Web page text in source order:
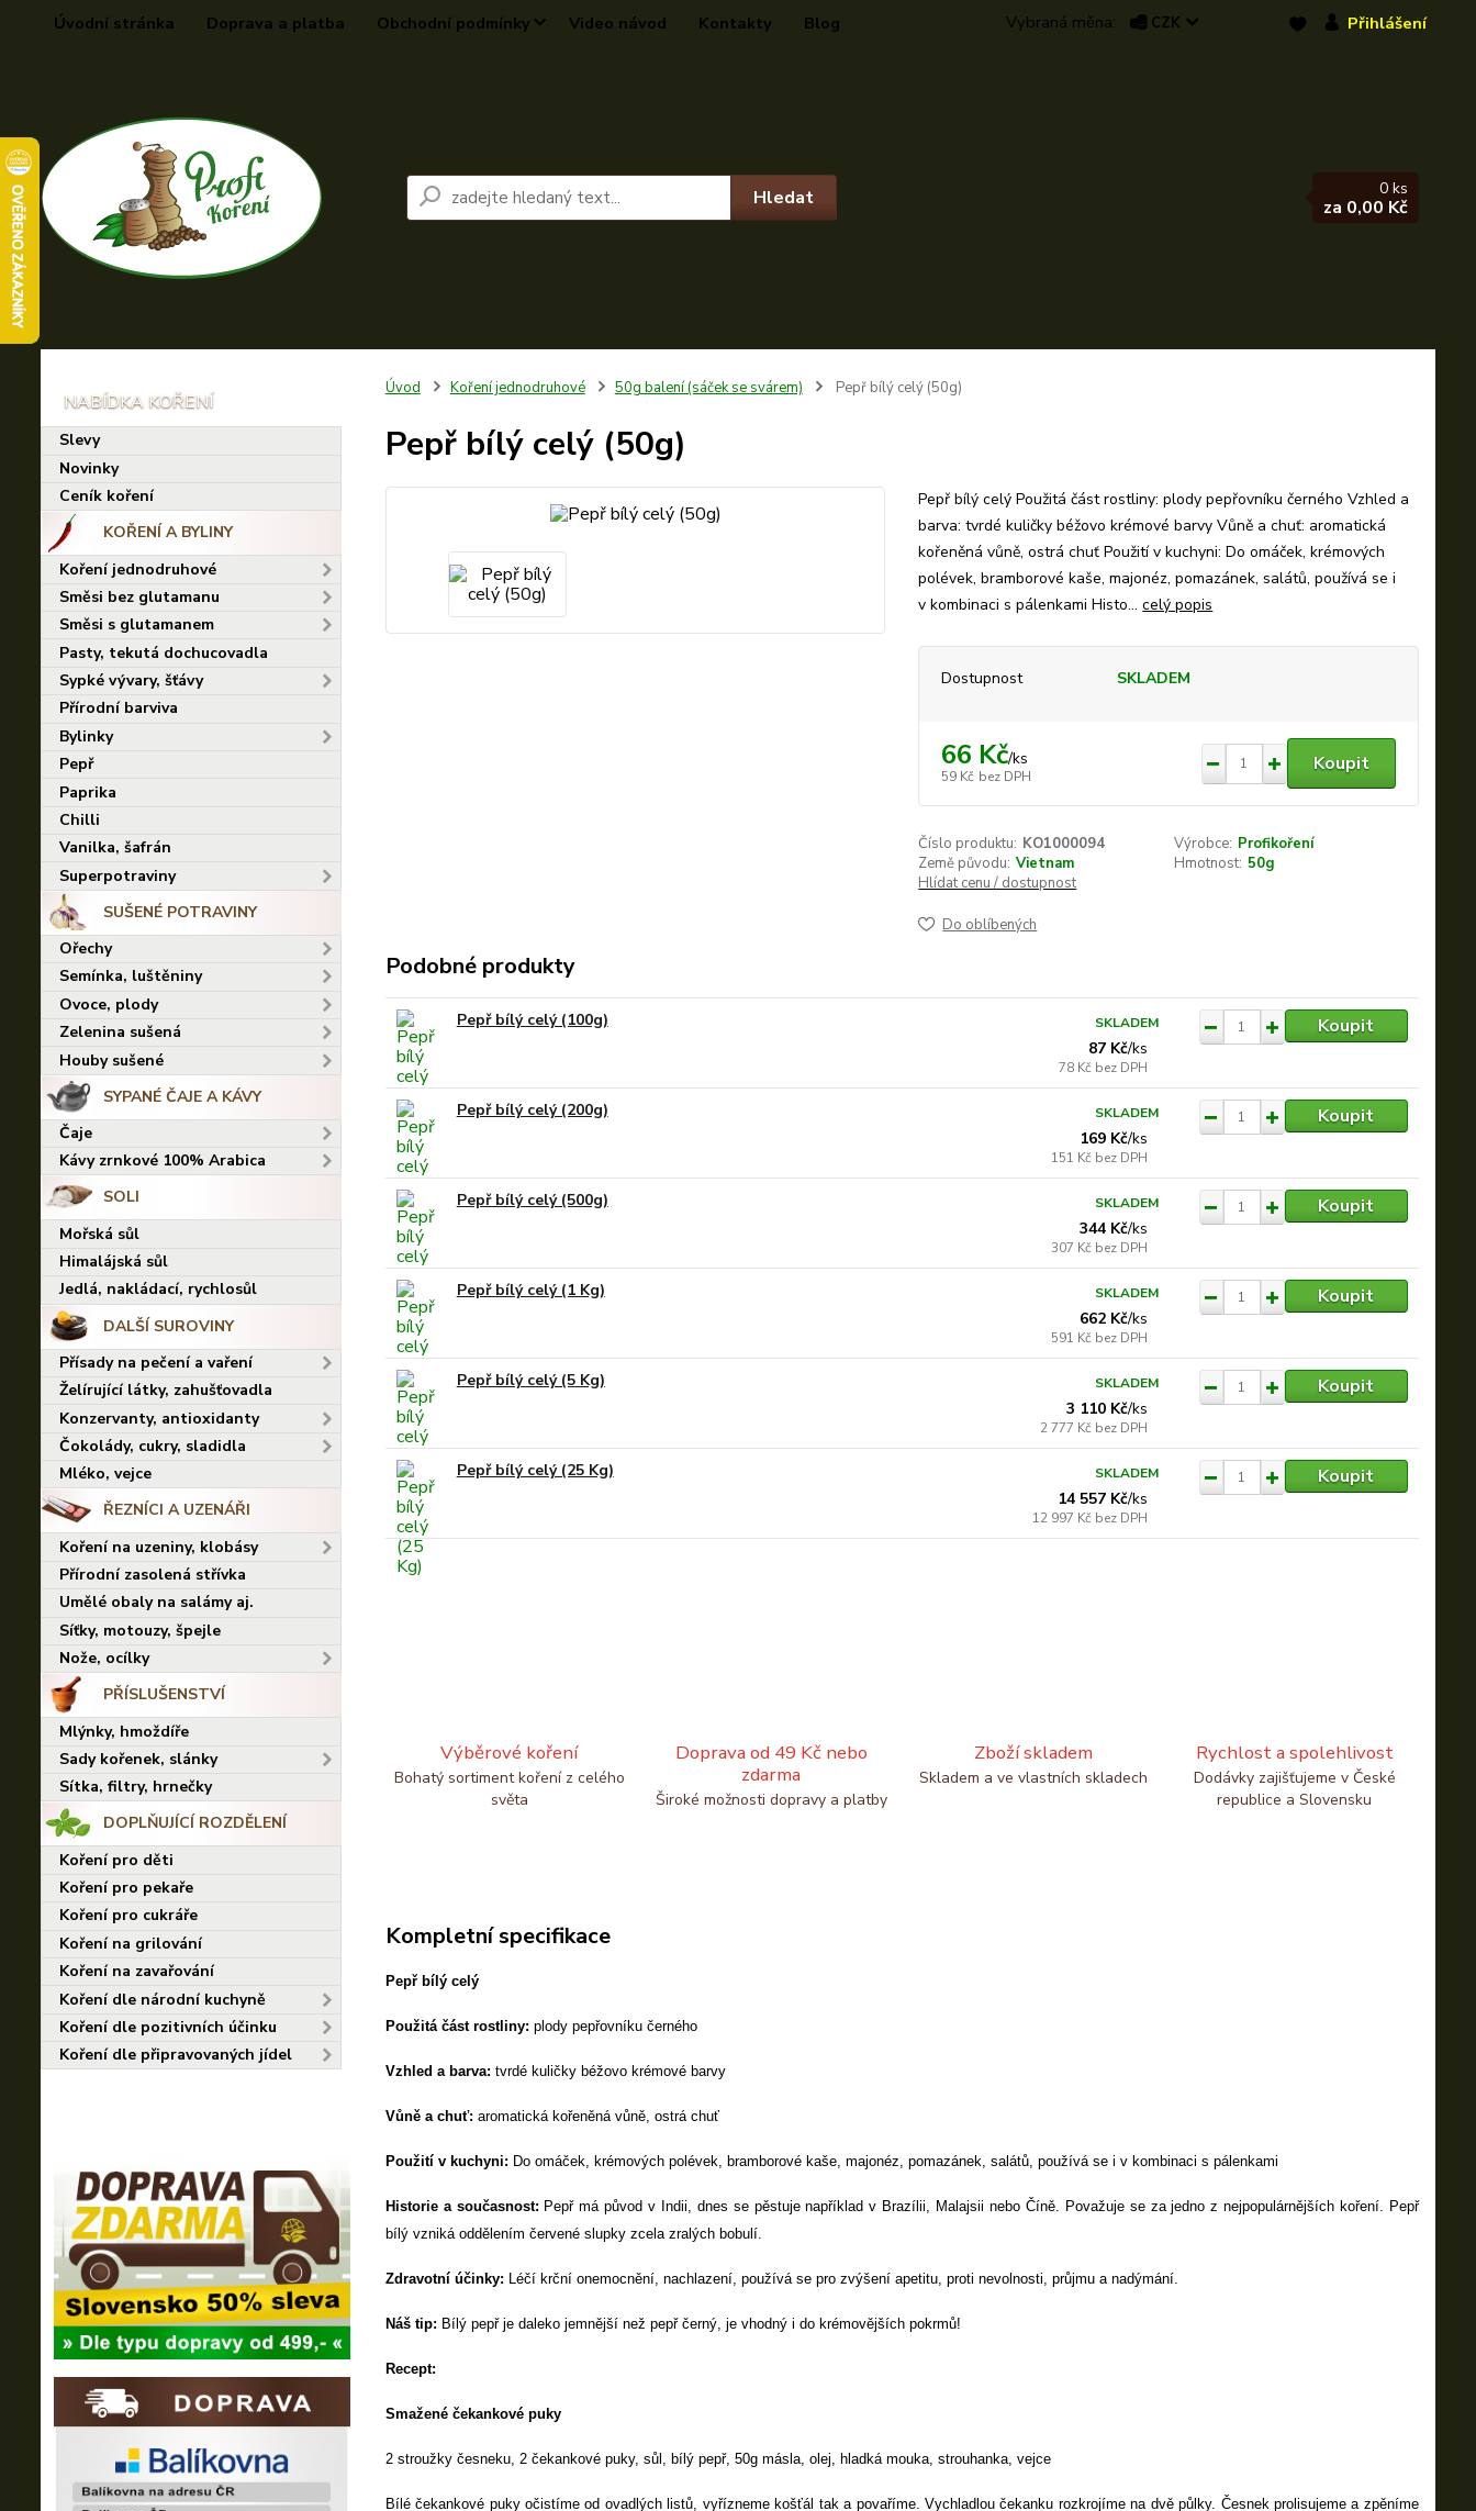
Úvodní stránka Doprava a platba Obchodní podmínky Video návod Kontakty Blog CZK Přihlášení
Hledat 0 ks
za 0,00 Kč
Slevy
Novinky
Ceník koření
KOŘENÍ A BYLINY
Koření jednodruhové
Směsi bez glutamanu
Směsi s glutamanem
Pasty, tekutá dochucovadla
Sypké vývary, šťávy
Přírodní barviva
Bylinky
Pepř
Paprika
Chilli
Vanilka, šafrán
Superpotraviny
SUŠENÉ POTRAVINY
Ořechy
Semínka, luštěniny
Ovoce, plody
Zelenina sušená
Houby sušené
SYPANÉ ČAJE A KÁVY
Čaje
Kávy zrnkové 100% Arabica
SOLI
Mořská sůl
Himalájská sůl
Jedlá, nakládací, rychlosůl
DALŠÍ SUROVINY
Přísady na pečení a vaření
Želírující látky, zahušťovadla
Konzervanty, antioxidanty
Čokolády, cukry, sladidla
Mléko, vejce
ŘEZNÍCI A UZENÁŘI
Koření na uzeniny, klobásy
Přírodní zasolená střívka
Umělé obaly na salámy aj.
Síťky, motouzy, špejle
Nože, ocílky
PŘÍSLUŠENSTVÍ
Mlýnky, hmoždíře
Sady kořenek, slánky
Sítka, filtry, hrnečky
DOPLŇUJÍCÍ ROZDĚLENÍ
Koření pro děti
Koření pro pekaře
Koření pro cukráře
Koření na grilování
Koření na zavařování
Koření dle národní kuchyně
Koření dle pozitivních účinku
Koření dle připravovaných jídel
Úvod Koření jednodruhové 50g balení (sáček se svárem) Pepř bílý celý (50g)
Pepř bílý celý (50g)
Pepř bílý celý Použitá část rostliny: plody pepřovníku černého Vzhled a
barva: tvrdé kuličky béžovo krémové barvy Vůně a chuť: aromatická
kořeněná vůně, ostrá chuť Použití v kuchyni: Do omáček, krémových
polévek, bramborové kaše, majonéz, pomazánek, salátů, používá se i
v kombinaci s pálenkami Histo...celý popis
Dostupnost SKLADEM
66 Kč/ks
59 Kč bez DPH
Koupit
Číslo produktu: KO1000094 Výrobce: Profikoření
Země původu: Vietnam Hmotnost: 50g
Hlídat cenu / dostupnost
Do oblíbených
Podobné produkty
Pepř bílý celý (100g)
87 Kč/ks
78 Kč bez DPH
SKLADEM Koupit
Pepř bílý celý (200g)
169 Kč/ks
151 Kč bez DPH
SKLADEM Koupit
Pepř bílý celý (500g)
344 Kč/ks
307 Kč bez DPH
SKLADEM Koupit
Pepř bílý celý (1 Kg)
662 Kč/ks
591 Kč bez DPH
SKLADEM Koupit
Pepř bílý celý (5 Kg)
3 110 Kč/ks
2 777 Kč bez DPH
SKLADEM Koupit
Pepř bílý celý (25 Kg)
14 557 Kč/ks
12 997 Kč bez DPH
SKLADEM Koupit
Výběrové koření
Bohatý sortiment koření z celého
světa
Doprava od 49 Kč nebo
zdarma
Široké možnosti dopravy a platby
Zboží skladem
Skladem a ve vlastních skladech
Rychlost a spolehlivost
Dodávky zajišťujeme v České
republice a Slovensku
Kompletní specifikace
Pepř bílý celý
Použitá část rostliny: plody pepřovníku černého
Vzhled a barva: tvrdé kuličky béžovo krémové barvy
Vůně a chuť: aromatická kořeněná vůně, ostrá chuť
Použití v kuchyni: Do omáček, krémových polévek, bramborové kaše, majonéz, pomazánek, salátů, používá se i v kombinaci s pálenkami
Historie a současnost: Pepř má původ v Indii, dnes se pěstuje například v Brazílii, Malajsii nebo Číně. Považuje se za jedno z nejpopulárnějších koření. Pepř
bílý vzniká oddělením červené slupky zcela zralých bobulí.
Zdravotní účinky: Léčí krční onemocnění, nachlazení, používá se pro zvýšení apetitu, proti nevolnosti, průjmu a nadýmání.
Náš tip: Bílý pepř je daleko jemnější než pepř černý, je vhodný i do krémovějších pokrmů!
Recept:
Smažené čekankové puky
2 stroužky česneku, 2 čekankové puky, sůl, bílý pepř, 50g másla, olej, hladká mouka, strouhanka, vejce
Bílé čekankové puky očistíme od ovadlých listů, vyřízneme košťál tak a povaříme. Vychladlou čekanku rozkrojíme na dvě půlky. Česnek prolisujeme a zpěníme